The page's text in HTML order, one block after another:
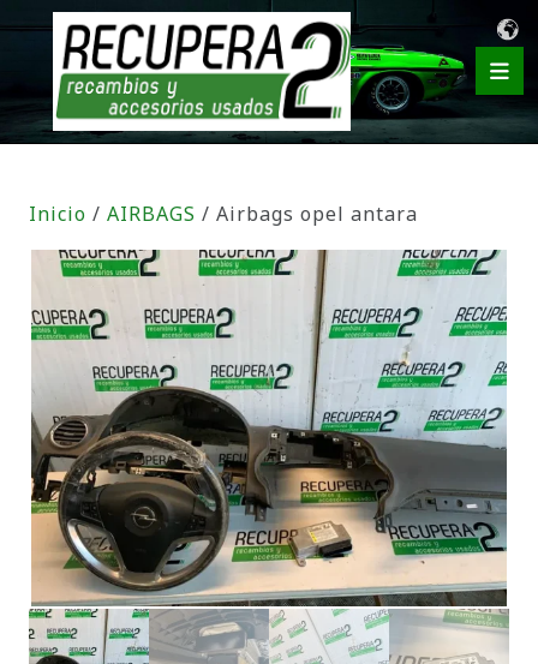
Inicio / AIRBAGS / Airbags opel antara